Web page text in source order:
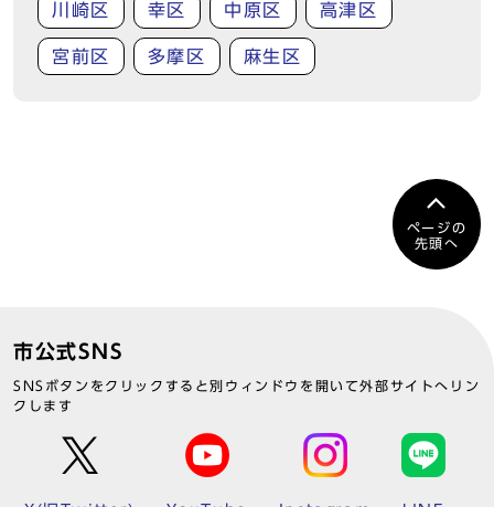
川崎区 幸区 中原区 高津区
宮前区 多摩区 麻生区
ページの
先頭へ
市公式SNS
SNSボタンをクリックすると別ウィンドウを開いて外部サイトへリン
クします